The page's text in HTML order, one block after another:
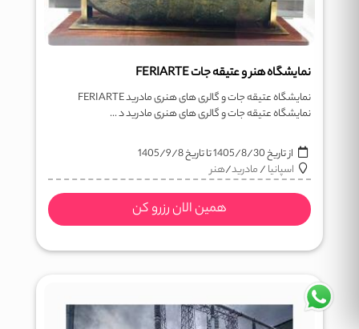
نمایشگاه هنر و عتیقه جات FERIARTE
نمایشگاه عتیقه جات و گالری های هنری مادرید FERIARTE
نمایشگاه عتیقه جات و گالری های هنری مادرید د ...
از تاریخ1405/8/30تا تاریخ1405/9/8
اسپانیا/مادرید/هنر
همین الان رزرو کن